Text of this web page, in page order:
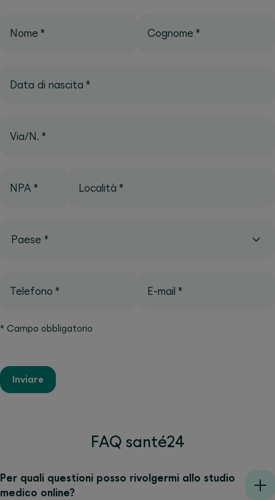
Nome * Cognome *
Data di nascita *
Via/N. *
NPA * Località *
Paese *
Telefono * E-mail *
* Campo obbligatorio
Inviare
FAQ santé24
Per quali questioni posso rivolgermi allo studio
medico online?